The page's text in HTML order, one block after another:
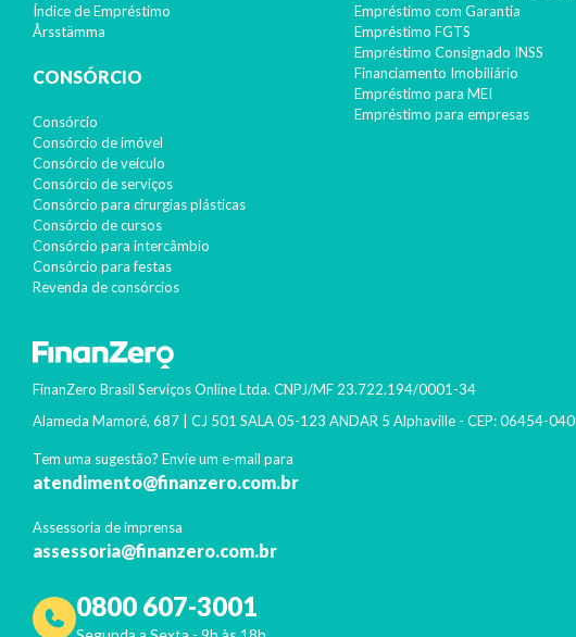
Índice de Empréstimo
Årsstämma
CONSÓRCIO
Consórcio
Consórcio de imóvel
Consórcio de veículo
Consórcio de serviços
Consórcio para cirurgias plásticas
Consórcio de cursos
Consórcio para intercâmbio
Consórcio para festas
Revenda de consórcios
Empréstimo com Garantia
Empréstimo FGTS
Empréstimo Consignado INSS
Financiamento Imobiliário
Empréstimo para MEI
Empréstimo para empresas
FinanZero Brasil Serviços Online Ltda. CNPJ/MF 23.722.194/0001-34
Alameda Mamoré, 687 | CJ 501 SALA 05-123 ANDAR 5 Alphaville - CEP:06454-040
Tem uma sugestão? Envie um e-mail para
atendimento@finanzero.com.br
Assessoria de imprensa
assessoria@finanzero.com.br
0800 607-3001